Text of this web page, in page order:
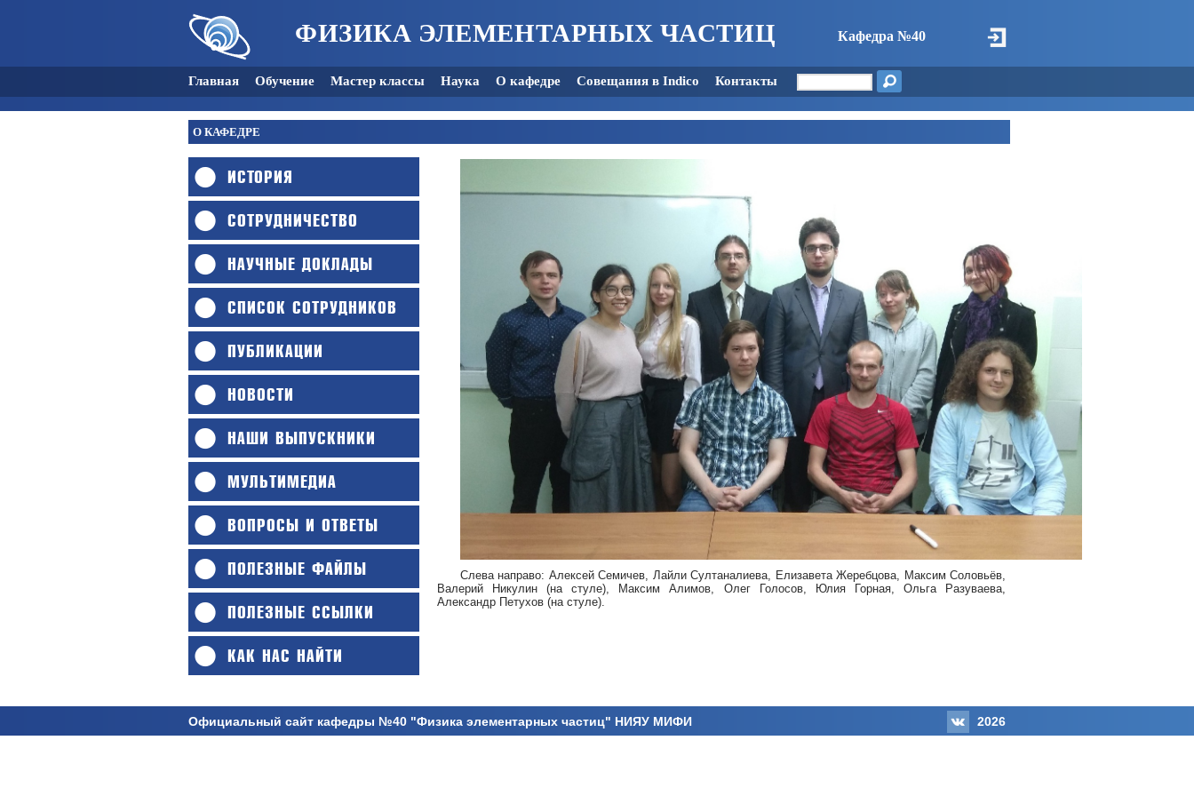
ФИЗИКА ЭЛЕМЕНТАРНЫХ ЧАСТИЦ Кафедра №40
Главная Обучение Мастер классы Наука О кафедре Совещания в Indico Контакты
О КАФЕДРЕ
ИСТОРИЯ
СОТРУДНИЧЕСТВО
НАУЧНЫЕ ДОКЛАДЫ
СПИСОК СОТРУДНИКОВ
ПУБЛИКАЦИИ
НОВОСТИ
НАШИ ВЫПУСКНИКИ
МУЛЬТИМЕДИА
ВОПРОСЫ И ОТВЕТЫ
ПОЛЕЗНЫЕ ФАЙЛЫ
ПОЛЕЗНЫЕ ССЫЛКИ
КАК НАС НАЙТИ
Слева направо: Алексей Семичев, Лайли Султаналиева, Елизавета Жеребцова, Максим Соловьёв,
Валерий Никулин (на стуле), Максим Алимов, Олег Голосов, Юлия Горная, Ольга Разуваева,
Александр Петухов (на стуле).
Официальный сайт кафедры №40 "Физика элементарных частиц" НИЯУ МИФИ 2026